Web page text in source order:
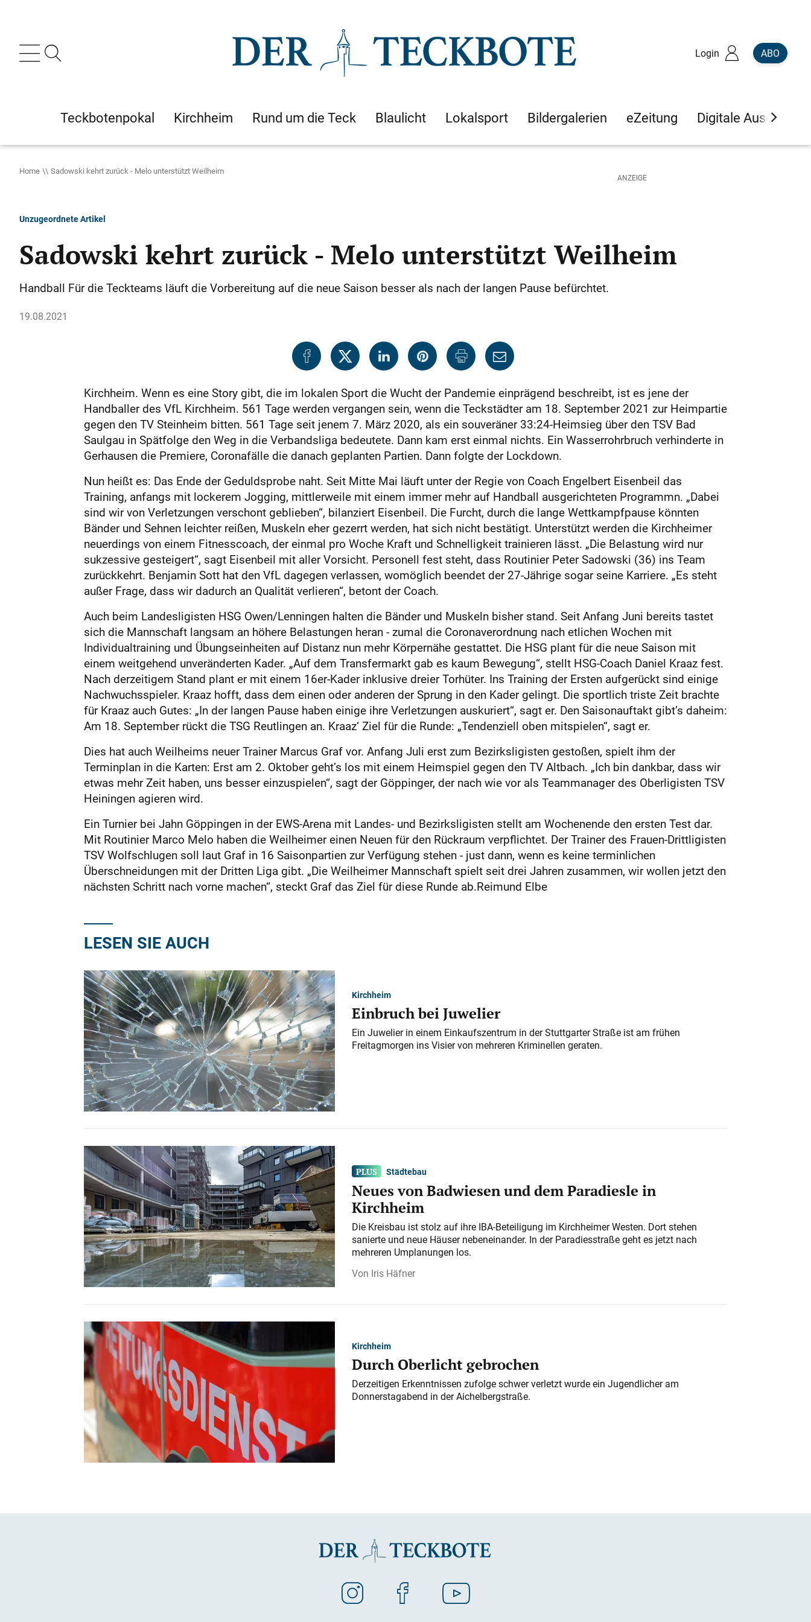
Login ABO
Teckbotenpokal Kirchheim Rund um die Teck Blaulicht Lokalsport Bildergalerien eZeitung Digitale Ausgaben
Home Sadowski kehrt zurück - Melo unterstützt Weilheim
Unzugeordnete Artikel
Sadowski kehrt zurück - Melo unterstützt Weilheim
Handball Für die Teckteams läuft die Vorbereitung auf die neue Saison besser als nach der langen Pause befürchtet.
19.08.2021
Kirchheim. Wenn es eine Story gibt, die im lokalen Sport die Wucht der Pandemie einprägend beschreibt, ist es jene der
Handballer des VfL Kirchheim. 561 Tage werden vergangen sein, wenn die Teckstädter am 18. September 2021 zur Heimpartie
gegen den TV Steinheim bitten. 561 Tage seit jenem 7. März 2020, als ein souveräner 33:24-Heimsieg über den TSV Bad
Saulgau in Spätfolge den Weg in die Verbandsliga bedeutete. Dann kam erst einmal nichts. Ein Wasserrohrbruch verhinderte in
Gerhausen die Premiere, Coronafälle die danach geplanten Partien. Dann folgte der Lockdown.
Nun heißt es: Das Ende der Geduldsprobe naht. Seit Mitte Mai läuft unter der Regie von Coach Engelbert Eisenbeil das
Training, anfangs mit lockerem Jogging, mittlerweile mit einem immer mehr auf Handball ausgerichteten Programmn. „Dabei
sind wir von Verletzungen verschont geblieben“, bilanziert Eisenbeil. Die Furcht, durch die lange Wettkampfpause könnten
Bänder und Sehnen leichter reißen, Muskeln eher gezerrt werden, hat sich nicht bestätigt. Unterstützt werden die Kirchheimer
neuerdings von einem Fitnesscoach, der einmal pro Woche Kraft und Schnelligkeit trainieren lässt. „Die Belastung wird nur
sukzessive gesteigert“, sagt Eisenbeil mit aller Vorsicht. Personell fest steht, dass Routinier Peter Sadowski (36) ins Team
zurückkehrt. Benjamin Sott hat den VfL dagegen verlassen, womöglich beendet der 27-Jährige sogar seine Karriere. „Es steht
außer Frage, dass wir dadurch an Qualität verlieren“, betont der Coach.
Auch beim Landesligisten HSG Owen/Lenningen halten die Bänder und Muskeln bisher stand. Seit Anfang Juni bereits tastet
sich die Mannschaft langsam an höhere Belastungen heran - zumal die Coronaverordnung nach etlichen Wochen mit
Individualtraining und Übungseinheiten auf Distanz nun mehr Körpernähe gestattet. Die HSG plant für die neue Saison mit
einem weitgehend unveränderten Kader. „Auf dem Transfermarkt gab es kaum Bewegung“, stellt HSG-Coach Daniel Kraaz fest.
Nach derzeitigem Stand plant er mit einem 16er-Kader inklusive dreier Torhüter. Ins Training der Ersten aufgerückt sind einige
Nachwuchsspieler. Kraaz hofft, dass dem einen oder anderen der Sprung in den Kader gelingt. Die sportlich triste Zeit brachte
für Kraaz auch Gutes: „In der langen Pause haben einige ihre Verletzungen auskuriert“, sagt er. Den Saisonauftakt gibt’s daheim:
Am 18. September rückt die TSG Reutlingen an. Kraaz‘ Ziel für die Runde: „Tendenziell oben mitspielen“, sagt er.
Dies hat auch Weilheims neuer Trainer Marcus Graf vor. Anfang Juli erst zum Bezirksligisten gestoßen, spielt ihm der
Terminplan in die Karten: Erst am 2. Oktober geht’s los mit einem Heimspiel gegen den TV Altbach. „Ich bin dankbar, dass wir
etwas mehr Zeit haben, uns besser einzuspielen“, sagt der Göppinger, der nach wie vor als Teammanager des Oberligisten TSV
Heiningen agieren wird.
Ein Turnier bei Jahn Göppingen in der EWS-Arena mit Landes- und Bezirksligisten stellt am Wochenende den ersten Test dar.
Mit Routinier Marco Melo haben die Weilheimer einen Neuen für den Rückraum verpflichtet. Der Trainer des Frauen-Drittligisten
TSV Wolfschlugen soll laut Graf in 16 Saisonpartien zur Verfügung stehen - just dann, wenn es keine terminlichen
Überschneidungen mit der Dritten Liga gibt. „Die Weilheimer Mannschaft spielt seit drei Jahren zusammen, wir wollen jetzt den
nächsten Schritt nach vorne machen“, steckt Graf das Ziel für diese Runde ab.Reimund Elbe
LESEN SIE AUCH
Kirchheim
Einbruch bei Juwelier
Ein Juwelier in einem Einkaufszentrum in der Stuttgarter Straße ist am frühen
Freitagmorgen ins Visier von mehreren Kriminellen geraten.
Städtebau
Neues von Badwiesen und dem Paradiesle in
Kirchheim
Die Kreisbau ist stolz auf ihre IBA-Beteiligung im Kirchheimer Westen. Dort stehen
sanierte und neue Häuser nebeneinander. In der Paradiesstraße geht es jetzt nach
mehreren Umplanungen los.
Iris Häfner
Kirchheim
Durch Oberlicht gebrochen
Derzeitigen Erkenntnissen zufolge schwer verletzt wurde ein Jugendlicher am
Donnerstagabend in der Aichelbergstraße.